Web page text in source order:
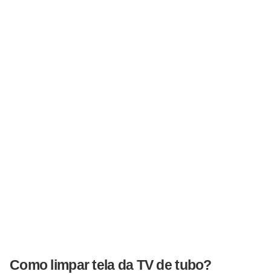
Como limpar tela da TV de tubo?
A